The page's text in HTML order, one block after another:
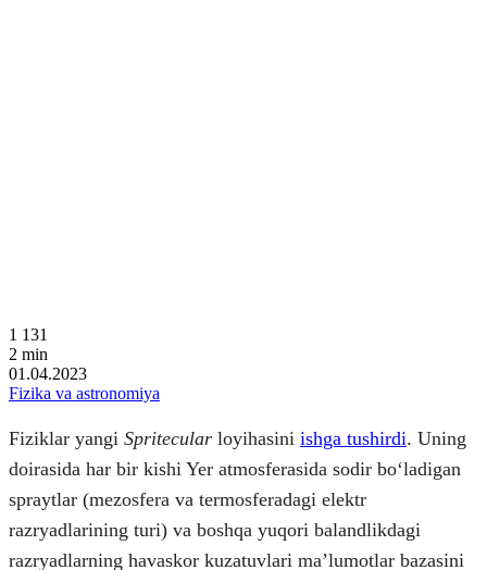
1 131
2 min
01.04.2023
Fizika va astronomiya
Fiziklar yangi Spritecular loyihasini ishga tushirdi. Uning
doirasida har bir kishi Yer atmosferasida sodir boʻladigan
spraytlar (mezosfera va termosferadagi elektr
razryadlarining turi) va boshqa yuqori balandlikdagi
razryadlarning havaskor kuzatuvlari maʼlumotlar bazasini